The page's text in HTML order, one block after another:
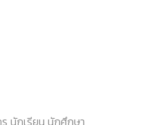
นักเรียน นักศึกษา